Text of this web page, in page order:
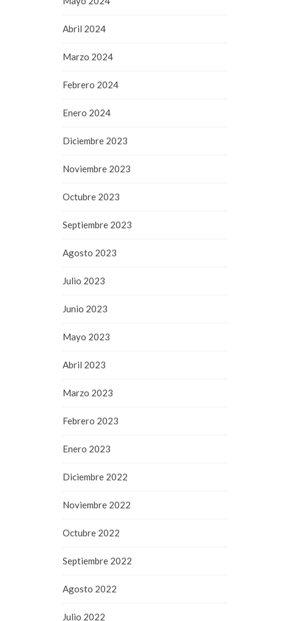
Abril 2024
Marzo 2024
Febrero 2024
Enero 2024
Diciembre 2023
Noviembre 2023
Octubre 2023
Septiembre 2023
Agosto 2023
Julio 2023
Junio 2023
Mayo 2023
Abril 2023
Marzo 2023
Febrero 2023
Enero 2023
Diciembre 2022
Noviembre 2022
Octubre 2022
Septiembre 2022
Agosto 2022
Julio 2022